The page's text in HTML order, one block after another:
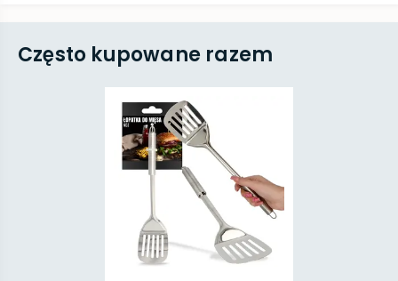
Często kupowane razem